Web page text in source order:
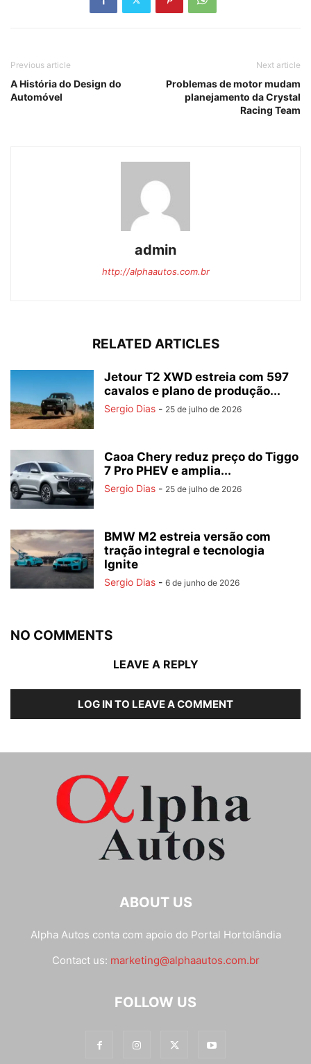
Previous article
A História do Design do
Automóvel
Next article
Problemas de motor mudam
planejamento da Crystal
Racing Team
admin
http://alphaautos.com.br
RELATED ARTICLES
Jetour T2 XWD estreia com 597
cavalos e plano de produção...
Sergio Dias - 25 de julho de 2026
Caoa Chery reduz preço do Tiggo
7 Pro PHEV e amplia...
Sergio Dias - 25 de julho de 2026
BMW M2 estreia versão com
tração integral e tecnologia
Ignite
Sergio Dias - 6 de junho de 2026
NO COMMENTS
LEAVE A REPLY
LOG IN TO LEAVE A COMMENT
ABOUT US
Alpha Autos conta com apoio do Portal Hortolândia
Contact us: marketing@alphaautos.com.br
FOLLOW US